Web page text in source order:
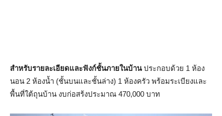
สำหรับรายละเอียดและฟังก์ชั้นภายในบ้านประกอบด้วย 1 ห้อง
นอน 2 ห้องน้ำ (ชั้นบนและชั้นล่าง) 1 ห้องครัว พร้อมระเบียงและ
พื้นที่ใต้ถุนบ้าน งบก่อสร้งประมาณ 470,000 บาท